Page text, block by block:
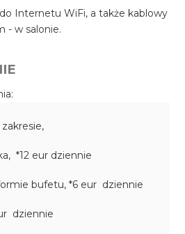
Internetu WiFi, a także kablowy
- w salonie.
*12 eur dziennie
bufetu, *6 eur dziennie
dziennie